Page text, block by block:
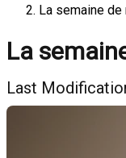
La semaine de
La
Last